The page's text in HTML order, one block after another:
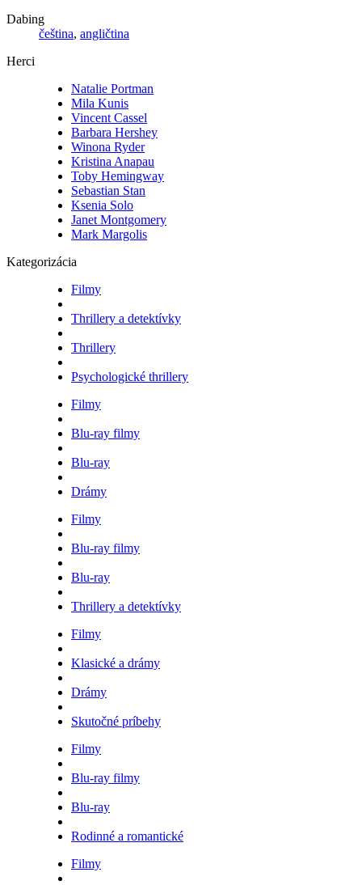
Dabing
čeština, angličtina
Herci
Natalie Portman
Mila Kunis
Vincent Cassel
Barbara Hershey
Winona Ryder
Kristina Anapau
Toby Hemingway
Sebastian Stan
Ksenia Solo
Janet Montgomery
Mark Margolis
Kategorizácia
Filmy
Thrillery a detektívky
Thrillery
Psychologické thrillery
Filmy
Blu-ray filmy
Blu-ray
Drámy
Filmy
Blu-ray filmy
Blu-ray
Thrillery a detektívky
Filmy
Klasické a drámy
Drámy
Skutočné príbehy
Filmy
Blu-ray filmy
Blu-ray
Rodinné a romantické
Filmy